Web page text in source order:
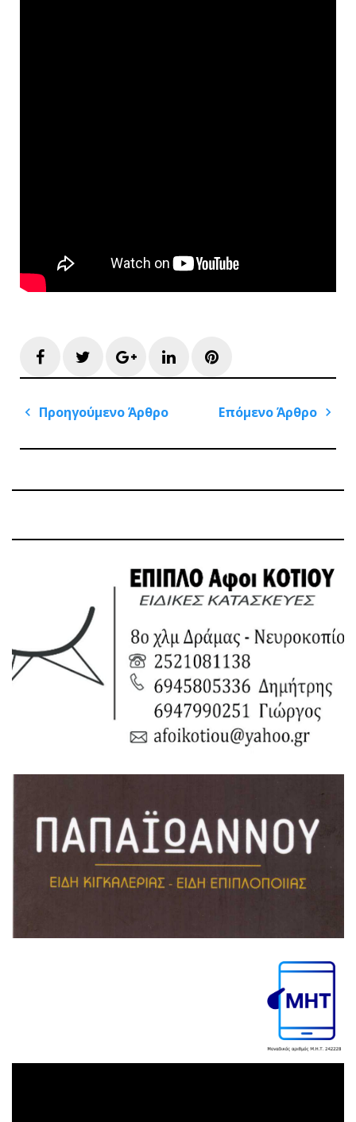
FacebookTwitterGoogle+LinkedInPinterest
Πλοήγηση
Προηγούμενο Άρθρο
Επόμενο Άρθρο